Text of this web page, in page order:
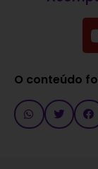
O conteúdo